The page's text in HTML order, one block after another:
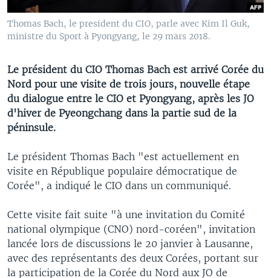
Thomas Bach, le president du CIO, parle avec Kim Il Guk,
ministre du Sport à Pyongyang, le 29 mars 2018.
Le président du CIO Thomas Bach est arrivé Corée du
Nord pour une visite de trois jours, nouvelle étape
du dialogue entre le CIO et Pyongyang, après les JO
d'hiver de Pyeongchang dans la partie sud de la
péninsule.
Le président Thomas Bach "est actuellement en
visite en République populaire démocratique de
Corée", a indiqué le CIO dans un communiqué.
Cette visite fait suite "à une invitation du Comité
national olympique (CNO) nord-coréen", invitation
lancée lors de discussions le 20 janvier à Lausanne,
avec des représentants des deux Corées, portant sur
la participation de la Corée du Nord aux JO de